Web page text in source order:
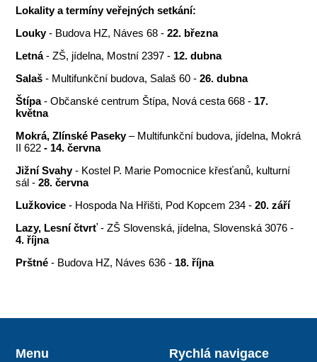
Lokality a termíny veřejných setkání:
Louky- Budova HZ, Náves 68 -22. března
Letná- ZŠ, jídelna, Mostní 2397 - 12. dubna
Salaš - Multifunkční budova, Salaš 60 -26. dubna
Štípa- Občanské centrum Štípa, Nová cesta 668 - 17.
května
Mokrá, Zlínské Paseky– Multifunkční budova, jídelna, Mokrá
II 622- 14. června
Jižní Svahy- Kostel P. Marie Pomocnice křesťanů, kulturní
sál -28. června
Lužkovice - Hospoda Na Hřišti, Pod Kopcem 234 -20. září
Lazy, Lesní čtvrť- ZŠ Slovenská, jídelna, Slovenská 3076 -
4. října
Prštné - Budova HZ, Náves 636 - 18. října
Menu Rychlá navigace